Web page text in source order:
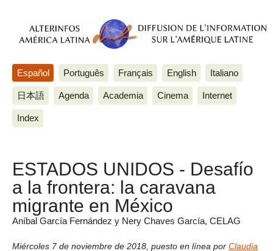
Español Português Français English Italiano
日本語 Agenda Academia Cinema Internet
Index
ESTADOS UNIDOS - Desafío
a la frontera: la caravana
migrante en México
Aníbal García Fernández y Nery Chaves García, CELAG
Miércoles 7 de noviembre de 2018 puesto en línea por Claudia